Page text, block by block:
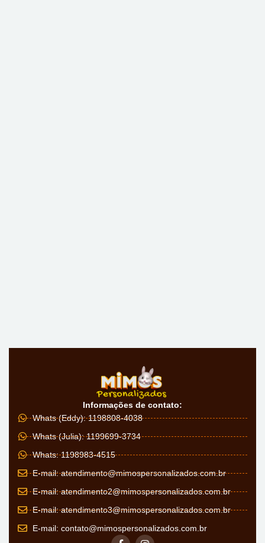
Informações de contato:
Whats (Eddy): 1198808-4038
Whats (Julia): 1199699-3734
Whats: 1198983-4515
E-mail:atendimento@mimospersonalizados.com.br
E-mail:atendimento2@mimospersonalizados.com.br
E-mail:atendimento3@mimospersonalizados.com.br
E-mail: contato@mimospersonalizados.com.br